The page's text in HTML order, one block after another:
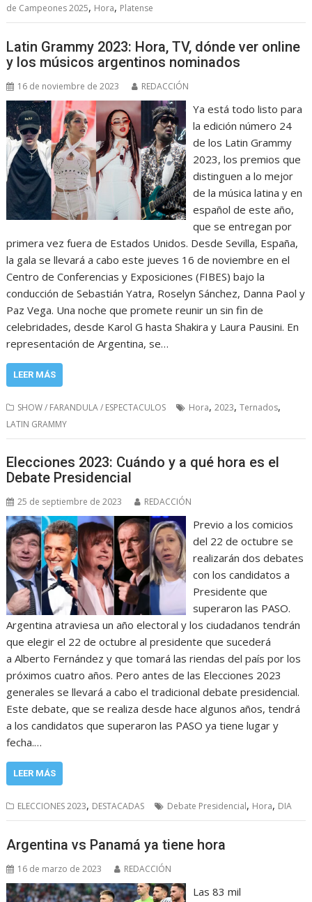
de Campeones 2025, Hora, Platense
Latin Grammy 2023: Hora, TV, dónde ver online
y los músicos argentinos nominados
16 de noviembre de 2023 REDACCIÓN
Ya está todo listo para
la edición número 24
de los Latin Grammy
2023, los premios que
distinguen a lo mejor
de la música latina y en
español de este año,
que se entregan por
primera vez fuera de Estados Unidos. Desde Sevilla, España,
la gala se llevará a cabo este jueves 16 de noviembre en el
Centro de Conferencias y Exposiciones (FIBES) bajo la
conducción de Sebastián Yatra, Roselyn Sánchez, Danna Paol y
Paz Vega. Una noche que promete reunir un sin fin de
celebridades, desde Karol G hasta Shakira y Laura Pausini. En
representación de Argentina, se…
LEER MÁS
SHOW / FARANDULA / ESPECTACULOS Hora, 2023,Ternados,
LATIN GRAMMY
Elecciones 2023: Cuándo y a qué hora es el
Debate Presidencial
25 de septiembre de 2023 REDACCIÓN
Previo a los comicios
del 22 de octubre se
realizarán dos debates
con los candidatos a
Presidente que
superaron las PASO.
Argentina atraviesa un año electoral y los ciudadanos tendrán
que elegir el 22 de octubre al presidente que sucederá
a Alberto Fernández y que tomará las riendas del país por los
próximos cuatro años. Pero antes de las Elecciones 2023
generales se llevará a cabo el tradicional debate presidencial.
Este debate, que se realiza desde hace algunos años, tendrá
a los candidatos que superaron las PASO ya tiene lugar y
fecha.…
LEER MÁS
ELECCIONES 2023, DESTACADAS Debate Presidencial, Hora, DIA
Argentina vs Panamá ya tiene hora
16 de marzo de 2023 REDACCIÓN
Las 83 mil